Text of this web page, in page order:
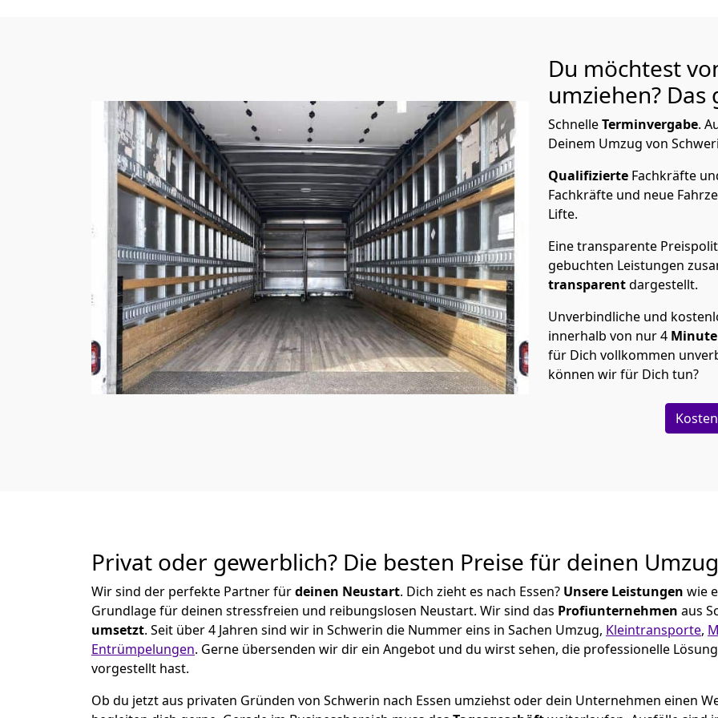
Du möchtest
umziehen?
SchnelleTerminvergabe.
Deinem Umzug von
Qualifizierte Fachkräfte
Fachkräfte und neue
Lifte.
Eine transparente
gebuchten Leistungen
transparentdargestellt.
Unverbindliche und
innerhalb von nur4
für Dich vollkommen
können wir für Dich tun?
Privat oder gewerblich? Die besten Preise für deinen
Wir sind der perfekte Partner fürdeinen Neustart. Dich zieht es nach Essen? Unsere Leistungen wie
Grundlage für deinen stressfreien und reibungslosen Neustart. Wir sind das Profiunternehmen aus
umsetzt. Seit über 4 Jahren sind wir in Schwerin die Nummer eins in Sachen Umzug, Kleintransporte,
Entrümpelungen. Gerne übersenden wir dir ein Angebot und du wirst sehen, die professionelle
vorgestellt hast.
Ob du jetzt aus privaten Gründen von Schwerin nach Essen umziehst oder dein Unternehmen einen